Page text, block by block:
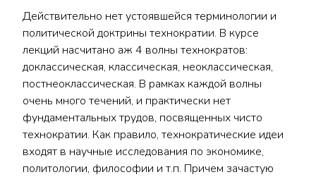
Действительно нет устоявшейся терминологии и
политической доктрины технократии. В курсе
лекций насчитано аж 4 волны технократов:
доклассическая, классическая, неоклассическая,
постнеоклассическая. В рамках каждой волны
очень много течений, и практически нет
фундаментальных трудов, посвященных чисто
технократии. Как правило, технократические идеи
входят в научные исследования по экономике,
политологии, философии и т.п. Причем зачастую